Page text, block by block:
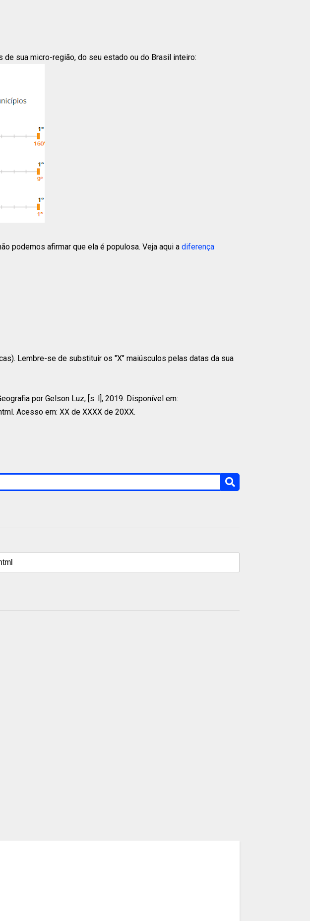
sua micro-região, do seu estado ou do Brasil inteiro:
podemos afirmar que ela é populosa. Veja aqui a diferença
Lembre-se de substituir os "X" maiúsculos pelas datas da sua
por Gelson Luz, [s. l], 2019. Disponível em:
Acesso em: XX de XXXX de 20XX.